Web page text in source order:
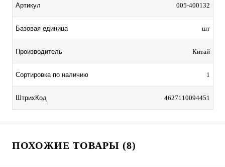
Артикул 005-400132
Базовая единица шт
Производитель Китай
Сортировка по наличию 1
ШтрихКод 4627110094451
ПОХОЖИЕ ТОВАРЫ (8)